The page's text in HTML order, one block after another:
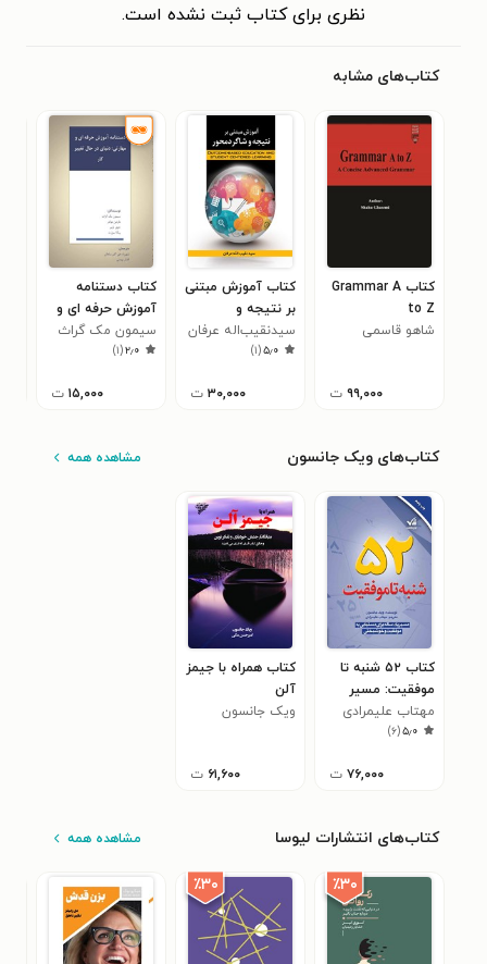
نظری برای کتاب ثبت نشده است.
کتاب‌های مشابه
کتاب Grammar A
to Z
شاهو قاسمی
۹۹,۰۰۰ ت
کتاب آموزش مبتنی
بر نتیجه و
شاگردمحور
سیدنقیب‌اله عرفان
۵٫۰(۱)
۳۰,۰۰۰ ت
کتاب دستنامه
آموزش حرفه ای و
مهارتی؛ دنیای در
حال تغییر کار
سیمون مک گراث
۲٫۰(۱)
۱۵,۰۰۰ ت
کتاب‌های ویک جانسون مشاهده همه
کتاب ۵۲ شنبه تا
موفقیت: مسیر
یک‌ساله برای
دست‌یابی به
خوشبختی
مهتاب علیمرادی
۵٫۰(۶)
۷۶,۰۰۰ ت
کتاب همراه با جیمز
آلن
ویک جانسون
۶۱,۶۰۰ ت
کتاب‌های انتشارات لیوسا مشاهده همه
٪۳۰ ٪۳۰